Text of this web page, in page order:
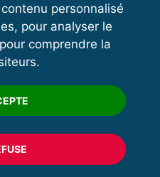
personnalisé
pour analyser le
comprendre la
licencié
un club
droits réservés